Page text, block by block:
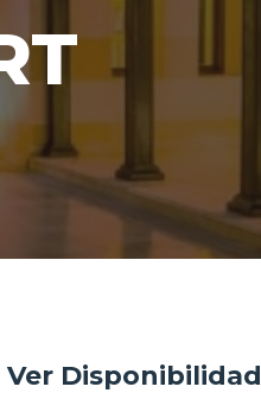
Ver Disponibilidad